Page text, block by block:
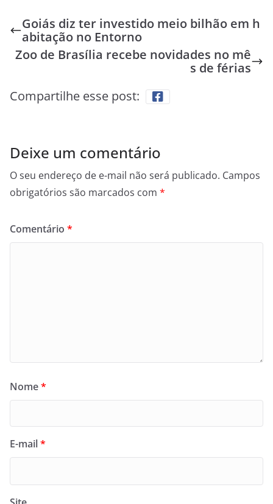
Goiás diz ter investido meio bilhão em h
abitação no Entorno
Zoo de Brasília recebe novidades no mê
s de férias
Compartilhe esse post:
Deixe um comentário
O seu endereço de e-mail não será publicado. Campos
obrigatórios são marcados com *
Comentário *
Nome*
E-mail*